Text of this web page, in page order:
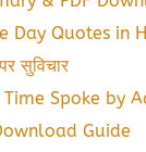
Day Quotes in
सुविचार
Spoke by
Guide